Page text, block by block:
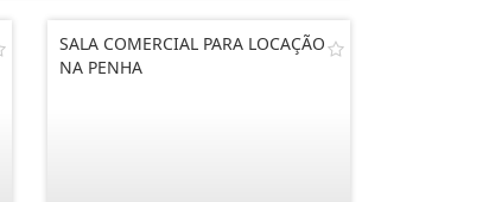
SALA COMERCIAL PARA LOCAÇÃO
NA PENHA